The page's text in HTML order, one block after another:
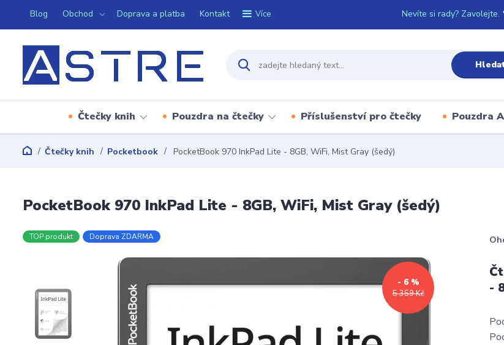
Blog Obchod Doprava a platba Kontakt Více Nevíte si rady? Zavolejte.
Čtečky knih Pouzdra na čtečky Příslušenství pro čtečky Pouzdra
Čtečky knih Pocketbook PocketBook 970 InkPad Lite - 8GB, WiFi, Mist Gray (šedý)
PocketBook 970 InkPad Lite - 8GB, WiFi, Mist Gray (šedý)
TOP produkt Doprava ZDARMA
5 359 Kč
- 6 %
-